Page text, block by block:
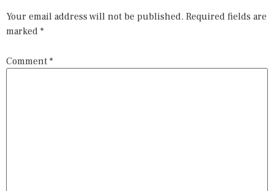
Your email address will not be published. Required fields are
marked *
Comment *